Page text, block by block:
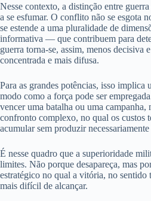
Nesse contexto, a distinção entre
a se esfumar. O conflito não se esgota
se estende a uma pluralidade de
informativa — que contribuem para
guerra torna-se, assim, menos decisiva
concentrada e mais difusa.
Para as grandes potências, isso
modo como a força pode ser
vencer uma batalha ou uma campanha,
confronto complexo, no qual os custos
acumular sem produzir
É nesse quadro que a superioridade
limites. Não porque desapareça, mas
estratégico no qual a vitória, no sentido
mais difícil de alcançar.